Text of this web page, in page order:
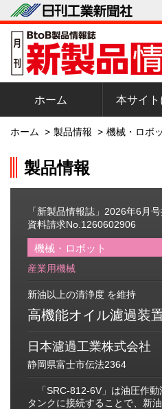
ホーム 本サイト
ホーム > 製品情報 > 機械・ロボ
製品情報
「新製品情報誌」2026年6月
資料請求No.1260602906
機械・ロボット
産業用機械
新油以上の清浄度 を維持
高機能オイル濾過装
日本濾過工業株式会社
静岡県富士市伝法2364
「SRC-812-6V」は油圧作動
タンクに接続することで、新